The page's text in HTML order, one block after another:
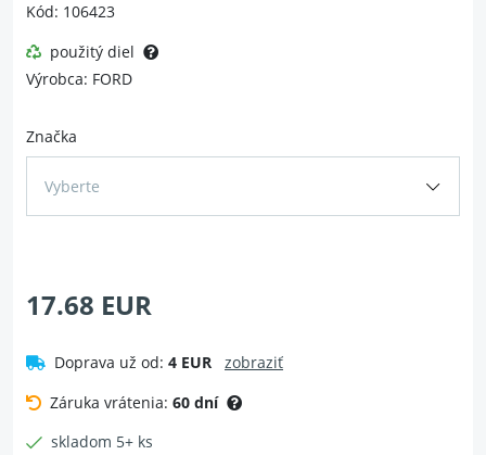
Kód: 106423
použitý diel
Výrobca: FORD
Značka
Vyberte
17.68 EUR
Doprava už od: 4 EUR
zobraziť
Záruka vrátenia: 60 dní
skladom 5+ ks